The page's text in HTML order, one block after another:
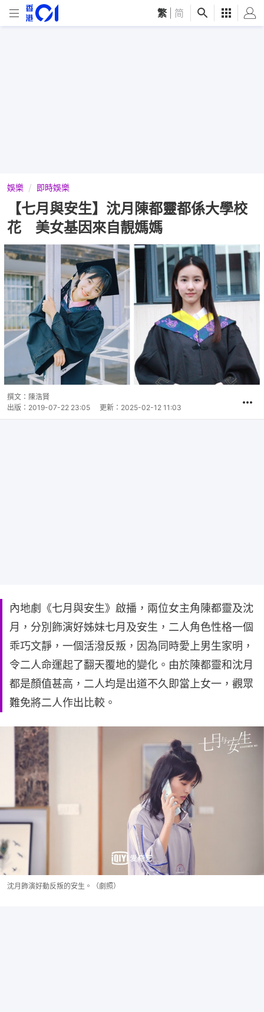
繁 简
娛樂 即時娛樂
【七月與安生】沈月陳都靈都係大學校
花 美女基因來自靚媽媽
撰文： 陳浩賢
出版： 2019-07-22 23:05 更新： 2025-02-12 11:03
內地劇《七月與安生》啟播，兩位女主角陳都靈及沈
月，分別飾演好姊妹七月及安生，二人角色性格一個
乖巧文靜，一個活潑反叛，因為同時愛上男生家明，
令二人命運起了翻天覆地的變化。由於陳都靈和沈月
都是顏值甚高，二人均是出道不久即當上女一，觀眾
難免將二人作出比較。
沈月飾演好動反叛的安生。（劇照）